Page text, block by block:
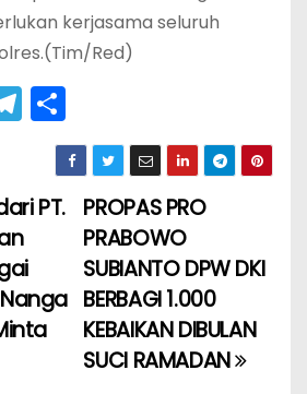
kerjasama seluruh
Red)
T
el
gr
a
m
h
ar
ePROPAS PRO
PRABOWO
SUBIANTO DPW DKI
BERBAGI 1.000
KEBAIKAN DIBULAN
SUCI RAMADAN
PT.